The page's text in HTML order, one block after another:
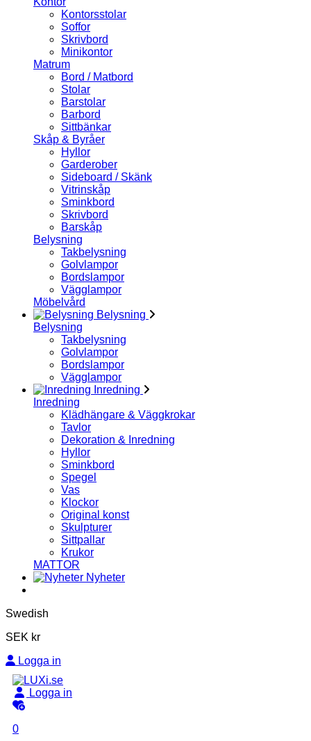
Kontorsstolar
Soffor
Skrivbord
Minikontor
Matrum
Bord / Matbord
Stolar
Barstolar
Barbord
Sittbänkar
Skåp & Byråer
Hyllor
Garderober
Sideboard / Skänk
Vitrinskåp
Sminkbord
Skrivbord
Barskåp
Belysning
Takbelysning
Golvlampor
Bordslampor
Vägglampor
Möbelvård
Belysning
Belysning
Takbelysning
Golvlampor
Bordslampor
Vägglampor
Inredning
Inredning
Klädhängare & Väggkrokar
Tavlor
Dekoration & Inredning
Hyllor
Sminkbord
Spegel
Vas
Klockor
Original konst
Skulpturer
Sittpallar
Krukor
MATTOR
Nyheter
Swedish
SEK kr
Logga in
Logga in
0